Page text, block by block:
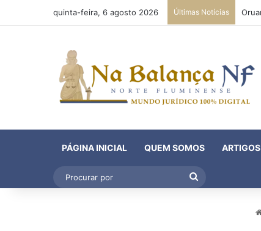
quinta-feira, 6 agosto 2026 Últimas Notícias
PÁGINA INICIAL QUEM SOMOS ARTIGOS